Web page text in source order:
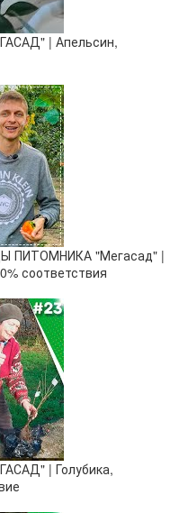
| Апельсин,
ПИТОМНИКА "Мегасад" |
соответствия
| Голубика,